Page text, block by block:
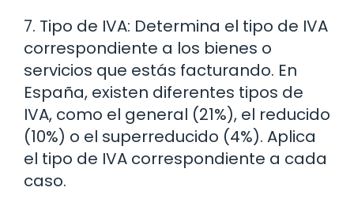
7. Tipo de IVA: Determina el tipo de IVA
correspondiente a los bienes o
servicios que estás facturando. En
España, existen diferentes tipos de
IVA, como el general (21%), el reducido
(10%) o el superreducido (4%). Aplica
el tipo de IVA correspondiente a cada
caso.